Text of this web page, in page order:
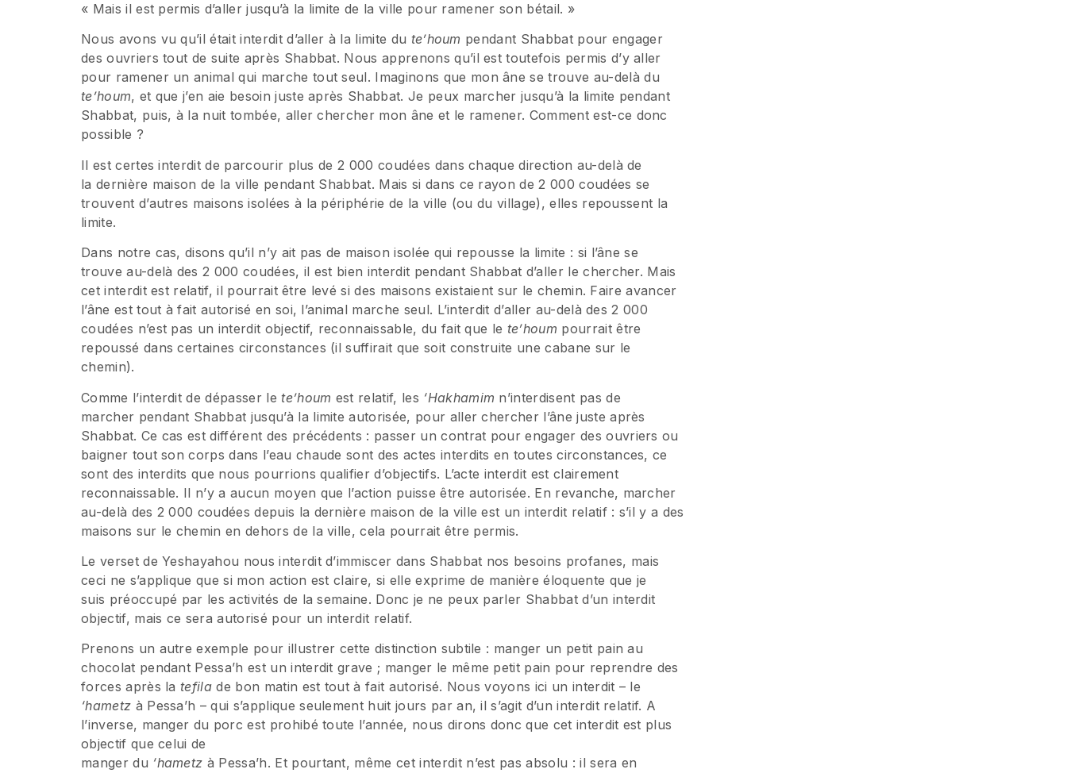
« Mais il est permis d’aller jusqu’à la limite de la ville pour ramener son bétail. »
Nous avons vu qu’il était interdit d’aller à la limite du te’houm pendant Shabbat pour engager
des ouvriers tout de suite après Shabbat. Nous apprenons qu’il est toutefois permis d’y aller
pour ramener un animal qui marche tout seul. Imaginons que mon âne se trouve au-delà du
te’houm, et que j’en aie besoin juste après Shabbat. Je peux marcher jusqu’à la limite pendant
Shabbat, puis, à la nuit tombée, aller chercher mon âne et le ramener. Comment est-ce donc
possible ?
Il est certes interdit de parcourir plus de 2 000 coudées dans chaque direction au-delà de
la dernière maison de la ville pendant Shabbat. Mais si dans ce rayon de 2 000 coudées se
trouvent d’autres maisons isolées à la périphérie de la ville (ou du village), elles repoussent la
limite.
Dans notre cas, disons qu’il n’y ait pas de maison isolée qui repousse la limite : si l’âne se
trouve au-delà des 2 000 coudées, il est bien interdit pendant Shabbat d’aller le chercher. Mais
cet interdit est relatif, il pourrait être levé si des maisons existaient sur le chemin. Faire avancer
l’âne est tout à fait autorisé en soi, l’animal marche seul. L’interdit d’aller au-delà des 2 000
coudées n’est pas un interdit objectif, reconnaissable, du fait que le te’houm pourrait être
repoussé dans certaines circonstances (il suffirait que soit construite une cabane sur le
chemin).
Comme l’interdit de dépasser lete’houm est relatif, les ‘Hakhamim n’interdisent pas de
marcher pendant Shabbat jusqu’à la limite autorisée, pour aller chercher l’âne juste après
Shabbat. Ce cas est différent des précédents : passer un contrat pour engager des ouvriers ou
baigner tout son corps dans l’eau chaude sont des actes interdits en toutes circonstances, ce
sont des interdits que nous pourrions qualifier d’objectifs. L’acte interdit est clairement
reconnaissable. Il n’y a aucun moyen que l’action puisse être autorisée. En revanche, marcher
au-delà des 2 000 coudées depuis la dernière maison de la ville est un interdit relatif : s’il y a des
maisons sur le chemin en dehors de la ville, cela pourrait être permis.
Le verset de Yeshayahou nous interdit d’immiscer dans Shabbat nos besoins profanes, mais
ceci ne s’applique que si mon action est claire, si elle exprime de manière éloquente que je
suis préoccupé par les activités de la semaine. Donc je ne peux parler Shabbat d’un interdit
objectif, mais ce sera autorisé pour un interdit relatif.
Prenons un autre exemple pour illustrer cette distinction subtile : manger un petit pain au
chocolat pendant Pessa’h est un interdit grave ; manger le même petit pain pour reprendre des
forces après latefila de bon matin est tout à fait autorisé. Nous voyons ici un interdit – le
‘hametz à Pessa’h – qui s’applique seulement huit jours par an, il s’agit d’un interdit relatif. A
l’inverse, manger du porc est prohibé toute l’année, nous dirons donc que cet interdit est plus
objectif que celui de
manger du ‘hametz à Pessa’h. Et pourtant, même cet interdit n’est pas absolu : il sera en